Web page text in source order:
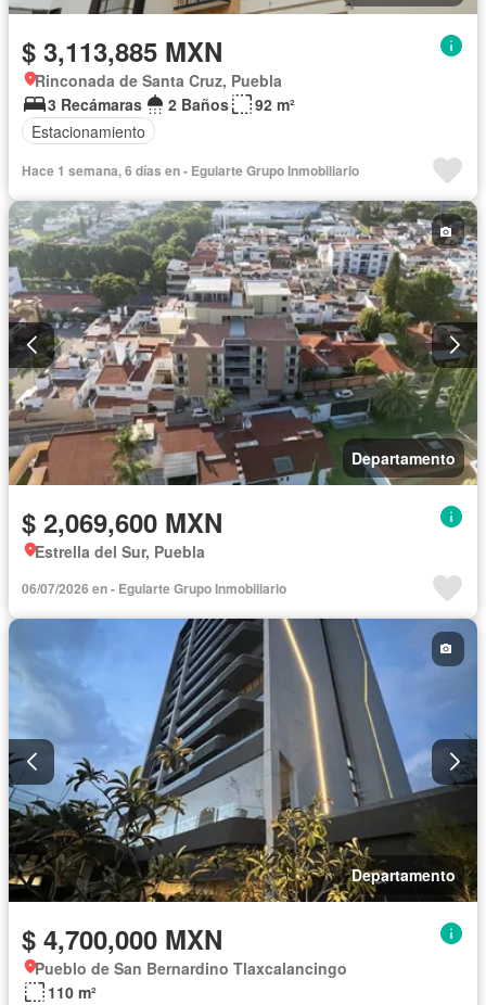
$ 3,113,885 MXN
Rinconada de Santa Cruz, Puebla
3 Recámaras
2 Baños
92 m²
Estacionamiento
Hace 1 semana, 6 días en - Eguiarte Grupo Inmobiliario
Departamento
$ 2,069,600 MXN
Estrella del Sur, Puebla
06/07/2026 en - Eguiarte Grupo Inmobiliario
Departamento
$ 4,700,000 MXN
Pueblo de San Bernardino Tlaxcalancingo
110 m²